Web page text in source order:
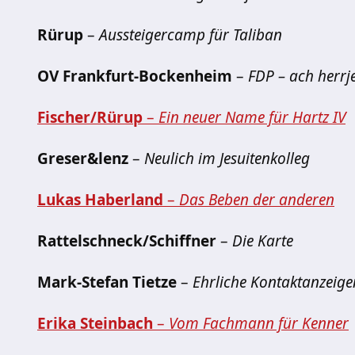
Rürup–Aussteigercamp für Taliban
OV Frankfurt-Bockenheim – FDP – ach
Fischer/Rürup– Ein neuer Name für Hartz IV
Greser&lenz– Neulich im Jesuitenkolleg
Lukas Haberland – Das Beben der anderen
Rattelschneck/Schiffner– Die Karte
Mark-Stefan Tietze– Ehrliche
Erika Steinbach – Vom Fachmann für Kenner